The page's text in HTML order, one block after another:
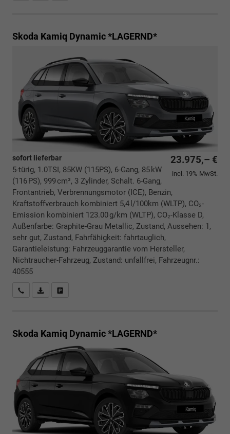
Skoda Kamiq Dynamic *LAGERND*
23.975,– €
incl. 19% MwSt.
sofort lieferbar
5-türig, 1.0TSI, 85KW (115PS), 6-Gang, 85 kW
(116 PS), 999 cm³, 3 Zylinder, Schalt. 6-Gang,
Frontantrieb, Verbrennungsmotor (ICE), Benzin,
Kraftstoffverbrauch kombiniert 5,4 l/100km (WLTP), CO₂-
Emission kombiniert 123.00 g/km (WLTP), CO₂-Klasse D,
Außenfarbe: Graphite-Grau Metallic, Zustand, Aussehen: 1,
sehr gut, Zustand, Fahrfähigkeit: fahrtauglich,
Garantieleistung: Fahrzeuggarantie vom Hersteller,
Nichtraucher-Fahrzeug, Zustand: unfallfrei, Fahrzeugnr.:
40555
Rückrufbitte absenden
PDF-Datei, Fahrzeugexposé drucken
Skoda Kamiq Dynamic *LAGERND*